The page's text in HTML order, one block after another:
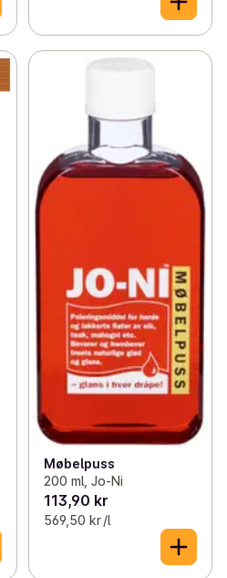
Møbelpuss
200 ml, Jo-Ni
113,90 kr
569,50 kr /l